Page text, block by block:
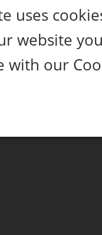
uses
website
with our